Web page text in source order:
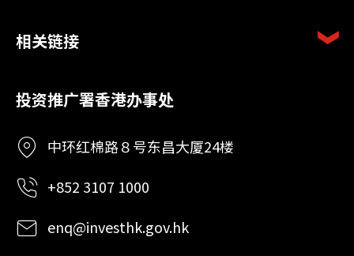
相关链接
投资推广署香港办事处
中环红棉路８号东昌大厦24楼
+852 3107 1000
enq@investhk.gov.hk